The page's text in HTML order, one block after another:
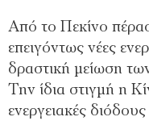
Από το Πεκίνο
επειγόντως νέες
δραστική µείωση
Την ίδια στιγµή η
ενεργειακές